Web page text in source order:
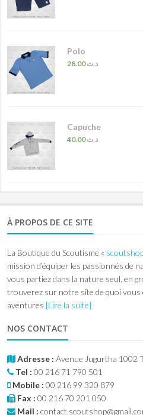
Polo
28.00د.ت
Capuche
40.00د.ت
À PROPOS DE CE SITE
La Boutique du Scoutisme «
mission d’équiper les passionnés de
vous partiez dans la nature seul, en
trouverez sur notre site de quoi vous
aventures [Lire la suite]
NOS CONTACT
Adresse : Avenue Jugurtha 1002
Tel : 00 216 71 790 501
Mobile : 00 216 99 320 879
Fax : 00 216 70 201 050
Mail :